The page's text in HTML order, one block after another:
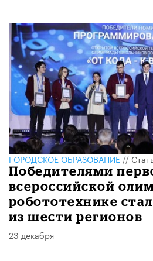
ГОРОДСКОЕ ОБРАЗОВАНИЕ//
Победителями
всероссийской
робототехнике
из шести регионов
23 декабря